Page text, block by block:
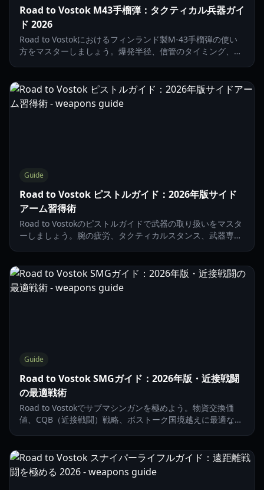
Road to Vostok M43手榴弾：タクティカル兵器ガイ
ド 2026
Road to Vostokにおけるフィンランド製M-43手榴弾の使い
方をマスターしましょう。爆発半径、信管のタイミング、ボ
Guide
Road to Vostok ピストルガイド：2026年版サイド
アーム習得術
Road to Vostokのピストルガイドで武器の取り扱いをマスタ
ーしましょう。腕の疲労、タクティカルスタンス、武器専門
Guide
Road to Vostok SMGガイド：2026年版・近接戦闘
の最適戦術
Road to Vostokでサブマシンガンを極めよう。物資交換価
値、CQB（近接戦闘）戦略、ボストーク国境越えに最適な